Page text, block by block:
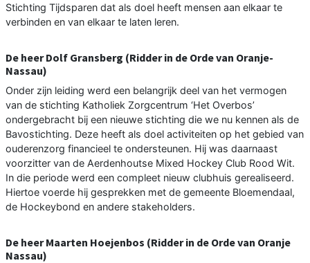
Stichting Tijdsparen dat als doel heeft mensen aan elkaar te
verbinden en van elkaar te laten leren.
De heer Dolf Gransberg (Ridder in de Orde van Oranje-
Nassau)
Onder zijn leiding werd een belangrijk deel van het vermogen
van de stichting Katholiek Zorgcentrum ‘Het Overbos’
ondergebracht bij een nieuwe stichting die we nu kennen als de
Bavostichting. Deze heeft als doel activiteiten op het gebied van
ouderenzorg financieel te ondersteunen. Hij was daarnaast
voorzitter van de Aerdenhoutse Mixed Hockey Club Rood Wit.
In die periode werd een compleet nieuw clubhuis gerealiseerd.
Hiertoe voerde hij gesprekken met de gemeente Bloemendaal,
de Hockeybond en andere stakeholders.
De heer Maarten Hoejenbos (Ridder in de Orde van Oranje
Nassau)